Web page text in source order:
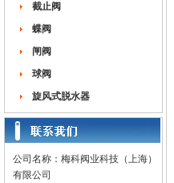
截止阀
蝶阀
闸阀
球阀
旋风式脱水器
公司名称：梅科阀业科技（上海）
有限公司